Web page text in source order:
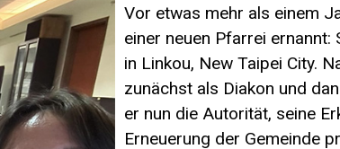
Vor etwas mehr als einem
einer neuen Pfarrei
in Linkou, New Taipei City.
zunächst als Diakon und
er nun die Autorität, seine
Erneuerung der Gemeinde